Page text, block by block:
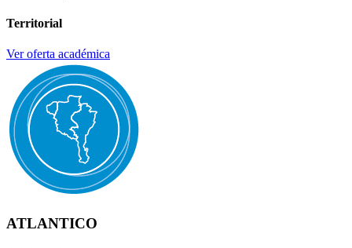
Territorial
Ver oferta académica
ATLANTICO